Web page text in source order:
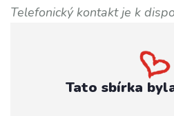
Telefonický kontakt je k
Tato sbírka